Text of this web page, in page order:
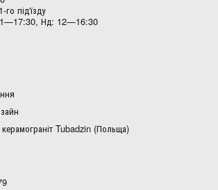
го під'їзду
Нд: 12—16:30
Tubadzin (Польща)